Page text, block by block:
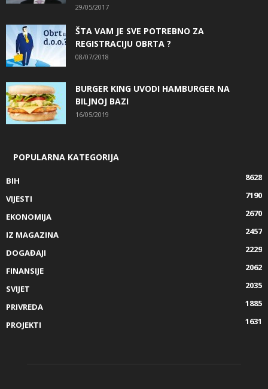
29/05/2017
ŠTA VAM JE SVE POTREBNO ZA
REGISTRACIJU OBRTA ?
08/07/2018
BURGER KING UVODI HAMBURGER NA
BILJNOJ BAZI
16/05/2019
POPULARNA KATEGORIJA
BIH
8628
VIJESTI
7190
EKONOMIJA
2670
IZ MAGAZINA
2457
DOGAĐAJI
2229
FINANSIJE
2062
SVIJET
2035
PRIVREDA
1885
PROJEKTI
1631